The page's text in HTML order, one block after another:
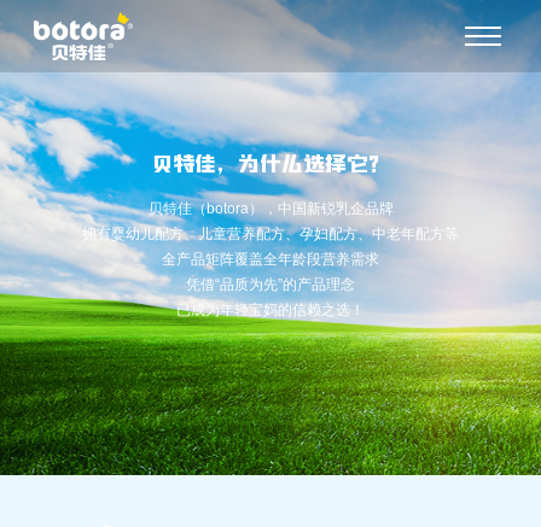
贝特佳，为什么选择它？
贝特佳（botora），中国新锐乳企品牌
拥有婴幼儿配方、儿童营养配方、孕妇配方、中老年配方等
全产品矩阵覆盖全年龄段营养需求
凭借“品质为先”的产品理念
已成为年轻宝妈的信赖之选！